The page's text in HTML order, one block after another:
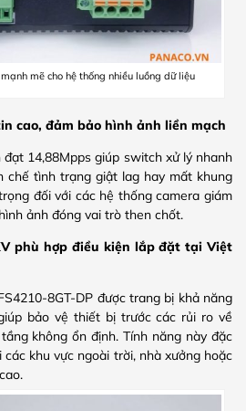
mẽ cho hệ thống nhiều luồng dữ liệu
cao, đảm bảo hình ảnh liền mạch
14,88Mpps giúp switch xử lý nhanh
chế tình trạng giật lag hay mất khung
đối với các hệ thống camera giám
ảnh đóng vai trò then chốt.
phù hợp điều kiện lắp đặt tại Việt
8GT-DP được trang bị khả năng
bảo vệ thiết bị trước các rủi ro về
không ổn định. Tính năng này đặc
khu vực ngoài trời, nhà xưởng hoặc